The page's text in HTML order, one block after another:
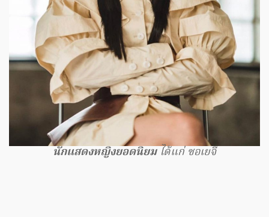
นักแสดงหญิงยอดนิยมได้แก่ ซอเยจี